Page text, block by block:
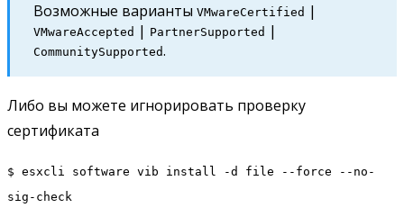
Возможные варианты VMwareCertified |
VMwareAccepted | PartnerSupported |
CommunitySupported.
Либо вы можете игнорировать проверку
сертификата
$ esxcli software vib install -d file --force --no-
sig-check